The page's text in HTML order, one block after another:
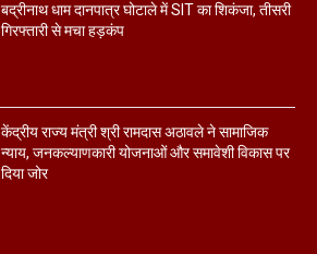
बद्रीनाथ धाम दानपात्र घोटाले में SIT का शिकंजा, तीसरी
गिरफ्तारी से मचा हड़कंप
केंद्रीय राज्य मंत्री श्री रामदास अठावले ने सामाजिक
न्याय, जनकल्याणकारी योजनाओं और समावेशी विकास पर
दिया जोर